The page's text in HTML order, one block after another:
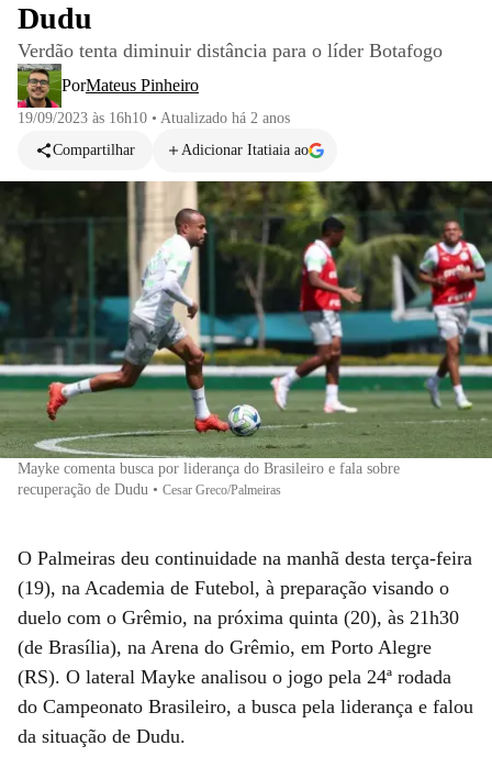
Dudu
Verdão tenta diminuir distância para o líder Botafogo
PorMateus Pinheiro
19/09/2023 às 16h10 • Atualizado há 2 anos
Compartilhar
Adicionar Itatiaia ao
Mayke comenta busca por liderança do Brasileiro e fala sobre
recuperação de Dudu • Cesar Greco/Palmeiras
O Palmeiras deu continuidade na manhã desta terça-feira
(19), na Academia de Futebol, à preparação visando o
duelo com o Grêmio, na próxima quinta (20), às 21h30
(de Brasília), na Arena do Grêmio, em Porto Alegre
(RS). O lateral Mayke analisou o jogo pela 24ª rodada
do Campeonato Brasileiro, a busca pela liderança e falou
da situação de Dudu.